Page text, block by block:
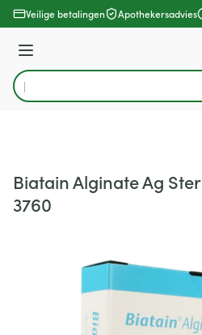
Ga naar de inhoud
Veilige betalingen Apothekersadvies
Menu
Product, merk, categorie...
Biatain Alginate Ag
3760